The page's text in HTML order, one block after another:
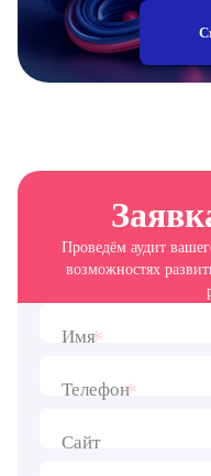
Проведём аудит
возможностях
Имя*
Телефон*
Сайт